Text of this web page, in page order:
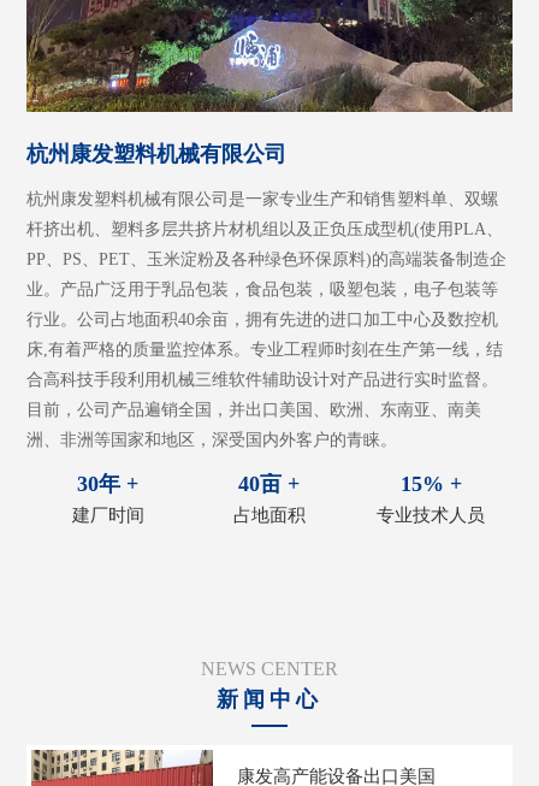
杭州康发塑料机械有限公司
杭州康发塑料机械有限公司是一家专业生产和销售塑料单、双螺
杆挤出机、塑料多层共挤片材机组以及正负压成型机(使用PLA、
PP、PS、PET、玉米淀粉及各种绿色环保原料)的高端装备制造企
业。产品广泛用于乳品包装，食品包装，吸塑包装，电子包装等
行业。公司占地面积40余亩，拥有先进的进口加工中心及数控机
床,有着严格的质量监控体系。专业工程师时刻在生产第一线，结
合高科技手段利用机械三维软件辅助设计对产品进行实时监督。
目前，公司产品遍销全国，并出口美国、欧洲、东南亚、南美
洲、非洲等国家和地区，深受国内外客户的青睐。
30年 +
建厂时间
40亩 +
占地面积
15% +
专业技术人员
NEWS CENTER
新闻中心
康发高产能设备出口美国